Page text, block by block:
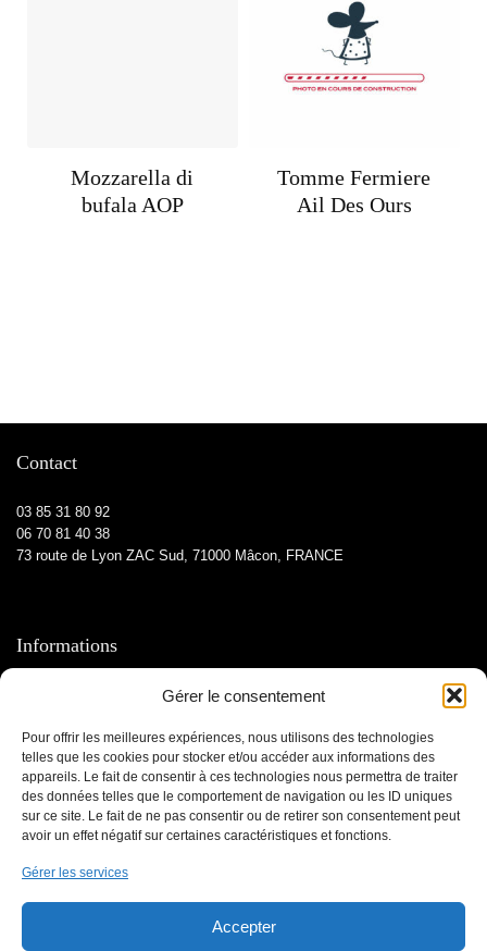
Gérer le consentement
Pour offrir les meilleures expériences, nous utilisons des technologies
telles que les cookies pour stocker et/ou accéder aux informations des
appareils. Le fait de consentir à ces technologies nous permettra de traiter
des données telles que le comportement de navigation ou les ID uniques
sur ce site. Le fait de ne pas consentir ou de retirer son consentement peut
avoir un effet négatif sur certaines caractéristiques et fonctions.
Gérer les services
Accepter
Mozzarella di
bufala AOP
Tomme Fermiere
Ail Des Ours
Contact
03 85 31 80 92
06 70 81 40 38
73 route de Lyon ZAC Sud, 71000 Mâcon, FRANCE
Informations
Médiateur
À propos
Qui sommes-nous ?
Le blog
Nos services